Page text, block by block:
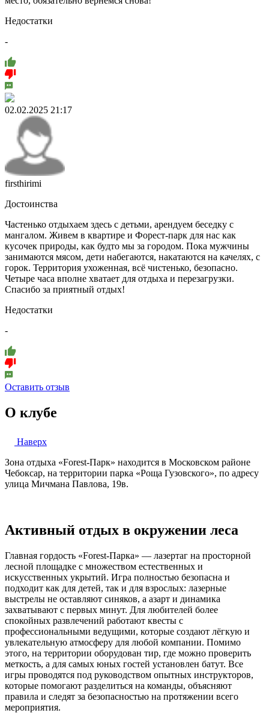
Недостатки
-
02.02.2025 21:17
firsthirimi
Достоинства
Частенько отдыхаем здесь с детьми, арендуем беседку с
мангалом. Живем в квартире и Форест-парк для нас как
кусочек природы, как будто мы за городом. Пока мужчины
занимаются мясом, дети набегаются, накатаются на качелях, с
горок. Территория ухоженная, всё чистенько, безопасно.
Четыре часа вполне хватает для отдыха и перезагрузки.
Спасибо за приятный отдых!
Недостатки
-
Оставить отзыв
О клубе
Наверх
Зона отдыха «Forest-Парк» находится в Московском районе
Чебоксар, на территории парка «Роща Гузовского», по адресу
улица Мичмана Павлова, 19в.
Активный отдых в окружении леса
Главная гордость «Forest-Парка» — лазертаг на просторной
лесной площадке с множеством естественных и
искусственных укрытий. Игра полностью безопасна и
подходит как для детей, так и для взрослых: лазерные
выстрелы не оставляют синяков, а азарт и динамика
захватывают с первых минут. Для любителей более
спокойных развлечений работают квесты с
профессиональными ведущими, которые создают лёгкую и
увлекательную атмосферу для любой компании. Помимо
этого, на территории оборудован тир, где можно проверить
меткость, а для самых юных гостей установлен батут. Все
игры проводятся под руководством опытных инструкторов,
которые помогают разделиться на команды, объясняют
правила и следят за безопасностью на протяжении всего
мероприятия.